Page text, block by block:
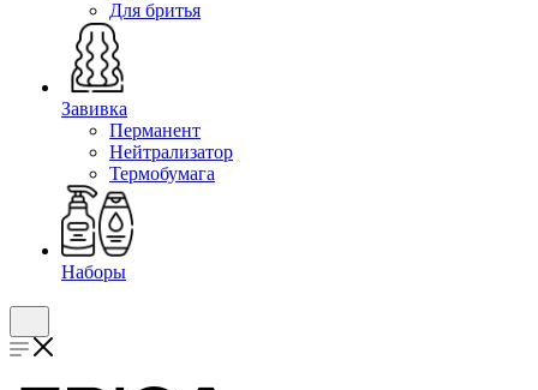
Для бритья
Завивка
Перманент
Нейтрализатор
Термобумага
Наборы